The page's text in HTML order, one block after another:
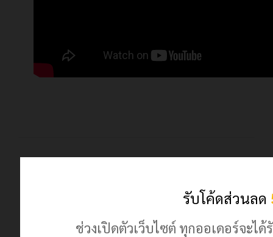
ร้านค้านี้มีตัวตนจริง ลงทะเบียนพาณิชย์ถูกต้องรับโค้ดส่วนลด
ช่วงเปิดตัวเว็บไซต์ ทุกออเดอร์จะไ